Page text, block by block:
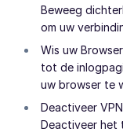
Beweeg
om uw
Wis uw
tot de
uw browser te
Deactiveer
Deactiveer het